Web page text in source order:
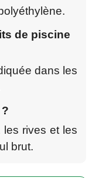
de piscine
dans les
les rives et les
brut.